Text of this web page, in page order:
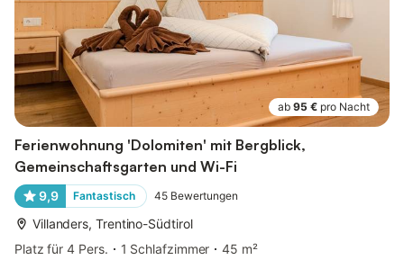
ab 95 € pro Nacht
Ferienwohnung 'Dolomiten' mit Bergblick,
Gemeinschaftsgarten und Wi-Fi
9,9 Fantastisch 45 Bewertungen
Villanders, Trentino-Südtirol
Platz für 4 Pers.
1 Schlafzimmer
45 m²